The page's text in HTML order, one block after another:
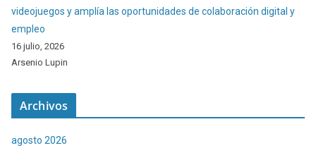
videojuegos y amplía las oportunidades de colaboración digital y
empleo
16 julio, 2026
Arsenio Lupin
Archivos
agosto 2026